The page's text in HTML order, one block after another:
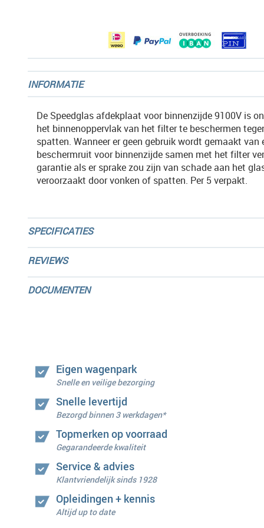
INFORMATIE
De Speedglas afdekplaat voor binnenzijde 9100V is
het binnenoppervlak van het filter te beschermen
spatten. Wanneer er geen gebruik wordt gemaakt van
beschermruit voor binnenzijde samen met het filter
garantie als er sprake zou zijn van schade aan het
veroorzaakt door vonken of spatten. Per 5 verpakt.
SPECIFICATIES
REVIEWS
DOCUMENTEN
Eigen wagenpark
Snelle en veilige bezorging
Snelle levertijd
Bezorgd binnen 3 werkdagen*
Topmerken op voorraad
Gegarandeerde kwaliteit
Service & advies
Klantvriendelijk sinds 1928
Opleidingen + kennis
Altijd up to date